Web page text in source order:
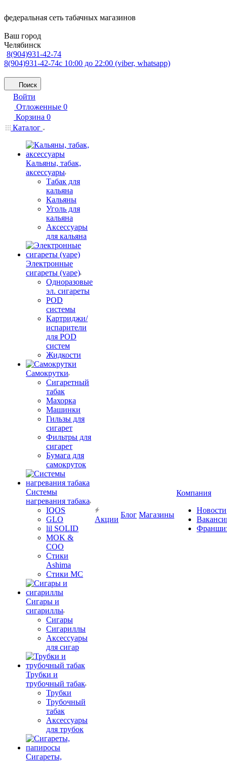
федеральная сеть табачных магазинов
Ваш город
Челябинск
8(904)931-42-74
8(904)931-42-74с 10:00 до 22:00 (viber, whatsapp)
Поиск
Войти
Отложенные 0
Корзина 0
Каталог
Кальяны, табак,
аксессуары
Табак для
кальяна
Кальяны
Уголь для
кальяна
Аксессуары
для кальяна
Электронные
сигареты (vape)
Одноразовые
эл. сигареты
POD
системы
Картриджи/
испарители
для POD
систем
Жидкости
Самокрутки
Сигаретный
табак
Махорка
Машинки
Гильзы для
сигарет
Фильтры для
сигарет
Бумага для
самокруток
Системы
нагревания табака
IQOS
GLO
lil SOLID
MOK &
COO
Стики
Ashima
Стики MC
Сигары и
сигариллы
Сигары
Сигариллы
Аксессуары
для сигар
Трубки и
трубочный табак
Трубки
Трубочный
табак
Аксессуары
для трубок
Сигареты,
Акции
Блог Магазины
Компания
Новости